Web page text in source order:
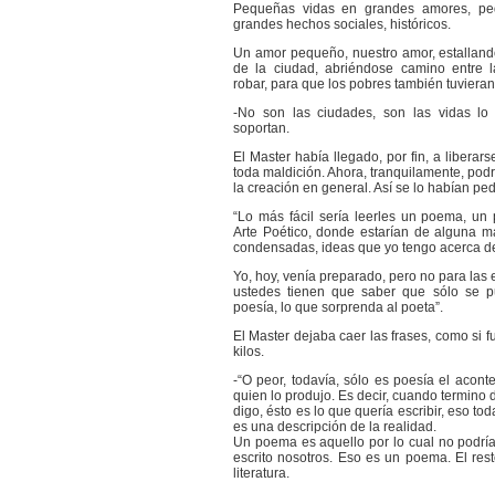
Pequeñas vidas en grandes amores,
grandes hechos sociales, históricos.
Un amor pequeño, nuestro amor,
de la ciudad, abriéndose camino entre
robar, para que los pobres también
-No son las ciudades, son las vidas
soportan.
El Master había llegado, por fin, a
toda maldición. Ahora, tranquilamente,
la creación en general. Así se lo habían
“Lo más fácil sería leerles un poema, un
Arte Poético, donde estarían de alguna
condensadas, ideas que yo tengo acerca
Yo, hoy, venía preparado, pero no para las
ustedes tienen que saber que sólo se
poesía, lo que sorprenda al poeta”.
El Master dejaba caer las frases, como si
kilos.
-“O peor, todavía, sólo es poesía el
quien lo produjo. Es decir, cuando termino
digo, ésto es lo que quería escribir, eso
es una descripción de la realidad.
Un poema es aquello por lo cual no
escrito nosotros. Eso es un poema. El
literatura.